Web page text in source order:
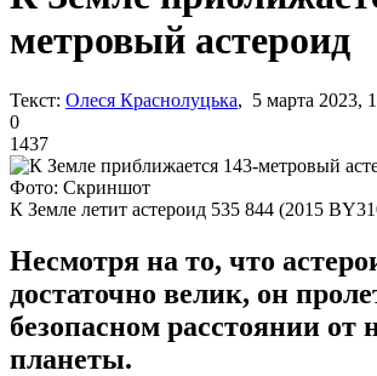
метровый астероид
Текст: Олеся Краснолуцька, 5 марта 2023,
0
1437
Фото: Скриншот
К Земле летит астероид 535 844 (2015
Несмотря на то, что
достаточно велик, он
безопасном расстоянии от
планеты.